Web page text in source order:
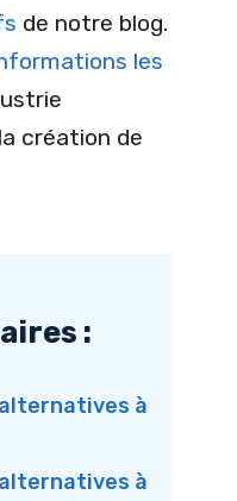
de notre blog.
les
création de
:
à
à